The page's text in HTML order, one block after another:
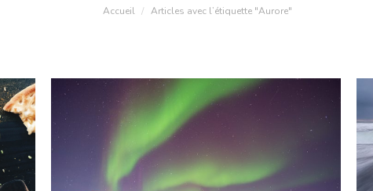
Vous êtes ici :
Accueil Articles avec l’étiquette "Aurore"